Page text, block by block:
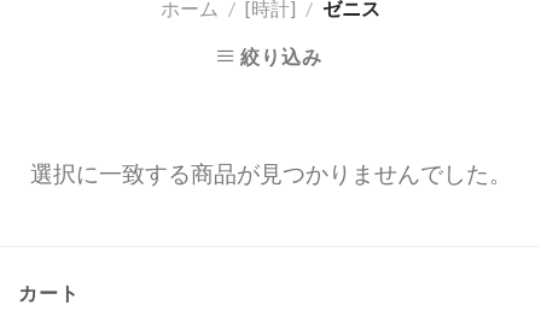
ホーム / [時計] / ゼニス
絞り込み
選択に一致する商品が見つかりませんでした。
カート